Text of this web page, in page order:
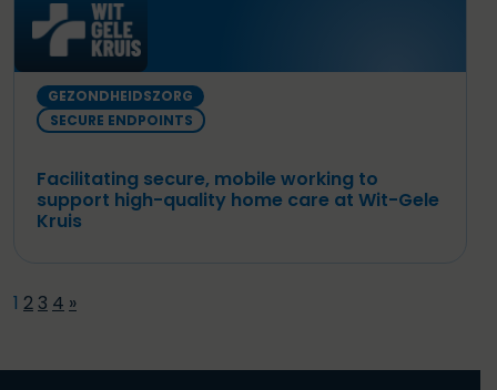
GEZONDHEIDSZORG
SECURE ENDPOINTS
Facilitating secure, mobile working to
support high-quality home care at Wit-Gele
Kruis
1 2 3 4 »